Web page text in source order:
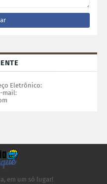
Eletrônico:
mail:
em um só lugar!